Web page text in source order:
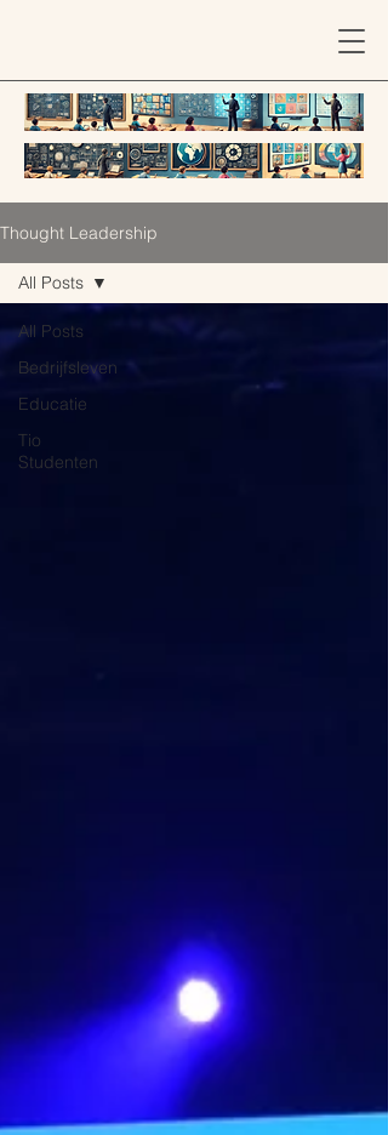
Thought Leadership
All Posts
Bedrijfsleven
Educatie
Tio
Studenten
All Posts